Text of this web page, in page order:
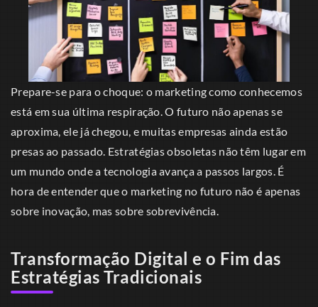
Prepare-se para o choque: o marketing como conhecemos
está em sua última respiração. O futuro não apenas se
aproxima, ele já chegou, e muitas empresas ainda estão
presas ao passado. Estratégias obsoletas não têm lugar em
um mundo onde a tecnologia avança a passos largos. É
hora de entender que o marketing no futuro não é apenas
sobre inovação, mas sobre sobrevivência.
Transformação Digital e o Fim das
Estratégias Tradicionais